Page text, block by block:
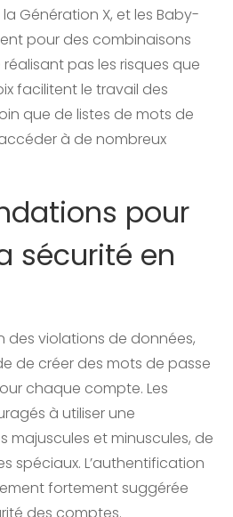
la Génération X, et les Baby-
pour des combinaisons
réalisant pas les risques que
facilitent le travail des
que de listes de mots de
à de nombreux
pour
sécurité en
des violations de données,
de créer des mots de passe
chaque compte. Les
à utiliser une
majuscules et minuscules, de
spéciaux. L’authentification
fortement suggérée